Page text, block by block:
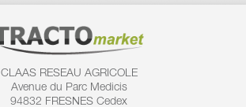
CLAAS RESEAU AGRICOLE
Avenue du Parc Medicis
94832 FRESNES Cedex